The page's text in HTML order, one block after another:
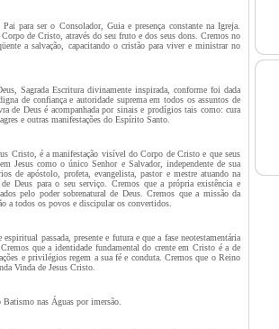
para ser o Consolador, Guia e presença constante na Igreja.
de Cristo, através do seu fruto e dos seus dons. Cremos no
a salvação, capacitando o cristão para viver e ministrar no
Sagrada Escritura divinamente inspirada, conforme foi dada
de confiança e autoridade suprema em todos os assuntos de
de Deus é acompanhada por sinais e prodígios tais como: cura
e outras manifestações do Espírito Santo.
Cristo, é a manifestação visível do Corpo de Cristo e que seus
Jesus como o único Senhor e Salvador, independente de sua
de apóstolo, profeta, evangelista, pastor e mestre atuando na
Deus para o seu serviço. Cremos que a própria existência e
pelo poder sobrenatural de Deus. Cremos que a missão da
a todos os povos e discipular os convertidos.
passada, presente e futura e que a fase neotestamentária
que a identidade fundamental do crente em Cristo é a de
e privilégios regem a sua fé e conduta. Cremos que o Reino
Vinda de Jesus Cristo.
Batismo nas Águas por imersão.